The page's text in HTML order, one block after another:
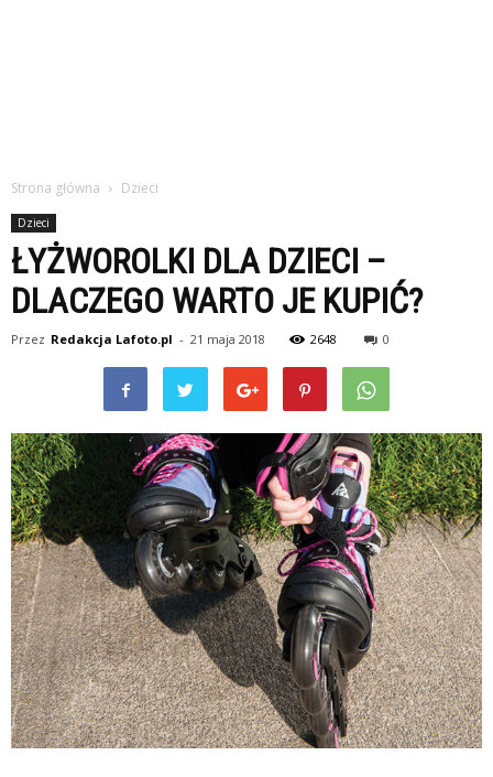
Strona główna Dzieci
Dzieci
ŁYŻWOROLKI DLA DZIECI –
DLACZEGO WARTO JE KUPIĆ?
Przez Redakcja Lafoto.pl - 21 maja 2018 2648 0